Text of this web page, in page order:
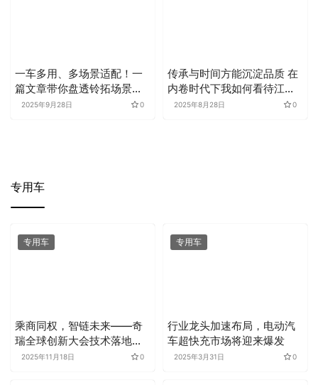
一车多用、多场景适配！一
篇文章带你盘透铃拓场景化
车型
2025年9月28日 0
传承与时间方能沉淀品质 在
内卷时代下我如何看待江西
五十铃
2025年8月28日 0
专用车
专用车
乘商同权，智链未来——奇
瑞全球创新大会技术落地，
江豚E5·宁德300重磅登场
2025年11月18日 0
专用车
行业龙头加速布局，电动汽
车超快充市场将迎来爆发
2025年3月31日 0